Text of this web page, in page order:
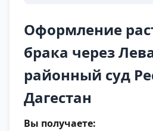
Оформление
брака через
районный суд
Дагестан
Вы получаете: